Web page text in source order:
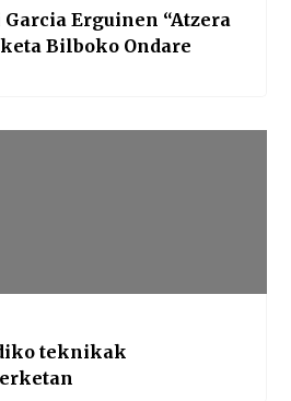
Erguinen “Atzera
Bilboko Ondare
teknikak